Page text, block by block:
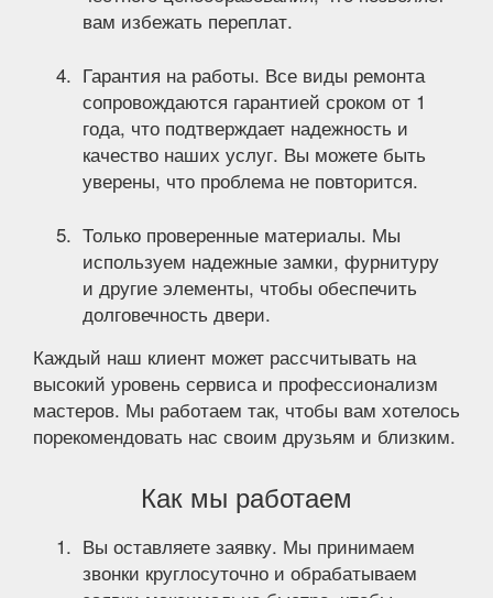
вам избежать переплат.
Гарантия на работы. Все виды ремонта
сопровождаются гарантией сроком от 1
года, что подтверждает надежность и
качество наших услуг. Вы можете быть
уверены, что проблема не повторится.
Только проверенные материалы. Мы
используем надежные замки, фурнитуру
и другие элементы, чтобы обеспечить
долговечность двери.
Каждый наш клиент может рассчитывать на
высокий уровень сервиса и профессионализм
мастеров. Мы работаем так, чтобы вам хотелось
порекомендовать нас своим друзьям и близким.
Как мы работаем
Вы оставляете заявку. Мы принимаем
звонки круглосуточно и обрабатываем